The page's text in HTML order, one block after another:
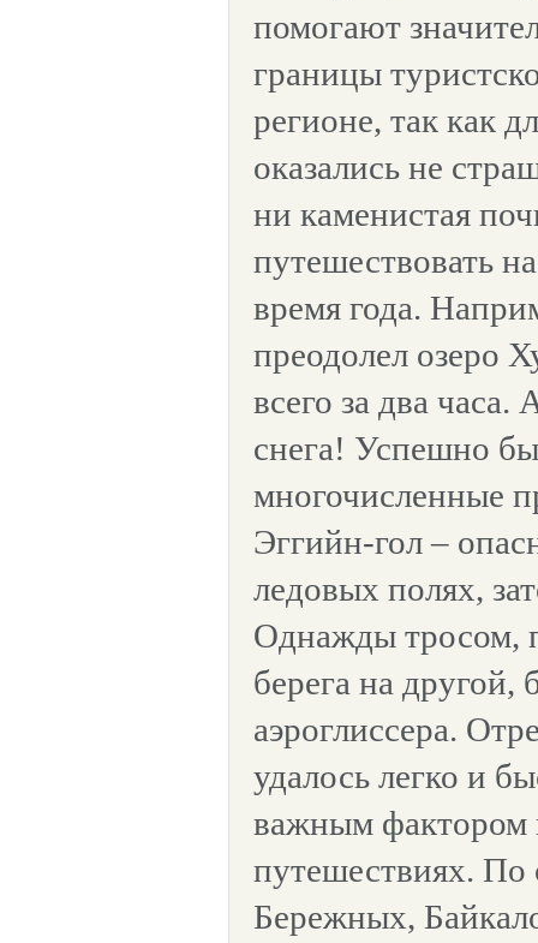
помогают
границы
регионе, так как
оказались не
ни каменистая
путешествовать
время года.
преодолел озеро
всего за два часа.
снега! Успешно
многочисленные
Эггийн-гол –
ледовых полях,
Однажды тросом,
берега на
аэроглиссера.
удалось легко и
важным фактором
путешествиях.
Бережных,